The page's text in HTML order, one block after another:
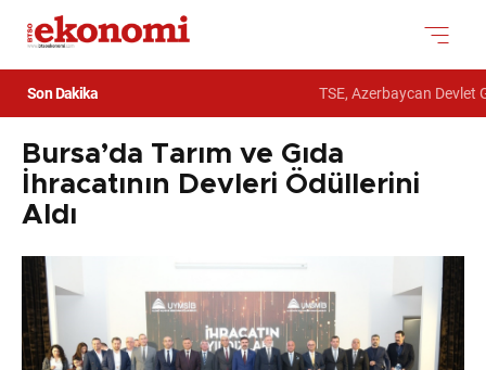
Son Dakika TSE, Azerbaycan Devlet
Bursa’da Tarım ve Gıda
İhracatının Devleri Ödüllerini
Aldı